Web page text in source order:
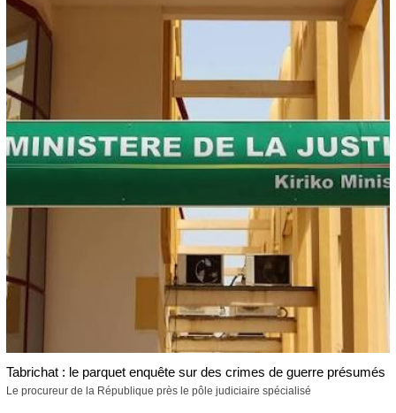
Tabrichat : le parquet enquête sur des crimes de guerre présumés
Le procureur de la République près le pôle judiciaire spécialisé